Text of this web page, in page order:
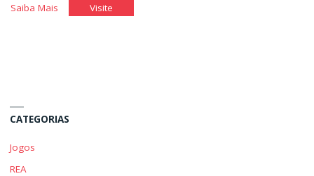
Saiba Mais"DesignVisite"Design
CATEGORIAS
Jogos
REA